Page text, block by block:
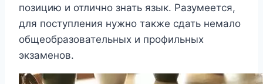
позицию и отлично знать язык. Разумеется,
для поступления нужно также сдать немало
общеобразовательных и профильных
экзаменов.